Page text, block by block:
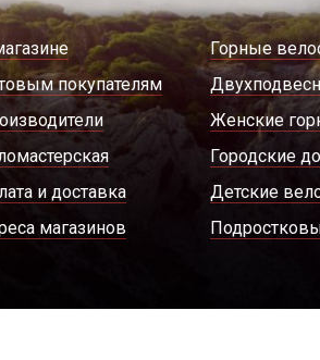
покупателям
и доставка
магазинов
Горные
Женские
Городские
Детские